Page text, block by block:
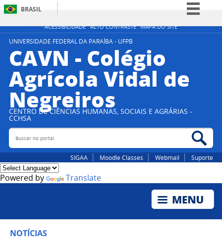
ACESSIBILIDADE ALTO CONTRASTE MAPA DO SITE
BRASIL
Simplifique!
Participe
Acesso à informação
Legislação
UNIVERSIDADE FEDERAL DA PARAÍBA - UFPB
CAVN - Colégio
Agrícola Vidal de
Negreiros
CENTRO DE CIÊNCIAS HUMANAS, SOCIAIS E AGRÁRIAS -
CCHSA
Buscar no portal
SIGAA Moodle Classes Webmail Suporte
Powered by Translate
NOTÍCIAS